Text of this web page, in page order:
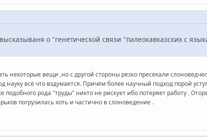
о "генетической связи "палеокавказских с
некоторые вещи ,но с другой стороны резко пресекали
всё что вздумается. Причём более научный подход порой
рода "труды" никто не рискует ибо потеряет работу .
погрузилась хоть и частично в слоноведение .